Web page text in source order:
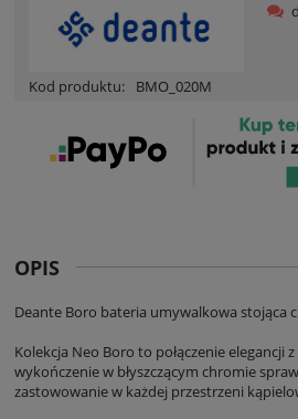
Kod produktu: BMO_020M
OPIS
Deante Boro bateria umywalkowa stojąca
Kolekcja Neo Boro to połączenie elegancji
wykończenie w błyszczącym chromie
zastowowanie w każdej przestrzeni